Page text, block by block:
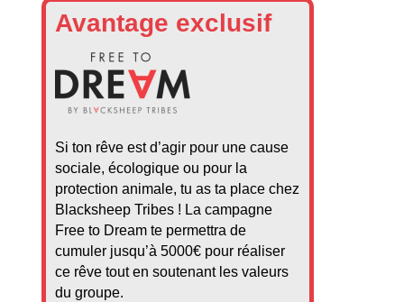
Avantage exclusif
Si ton rêve est d’agir pour une cause
sociale, écologique ou pour la
protection animale, tu as ta place chez
Blacksheep Tribes ! La campagne
Free to Dream te permettra de
cumuler jusqu’à 5000€ pour réaliser
ce rêve tout en soutenant les valeurs
du groupe.